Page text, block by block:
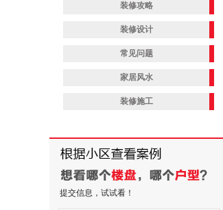
装修攻略
装修设计
常见问题
家居风水
装修施工
提交信息，试试看！